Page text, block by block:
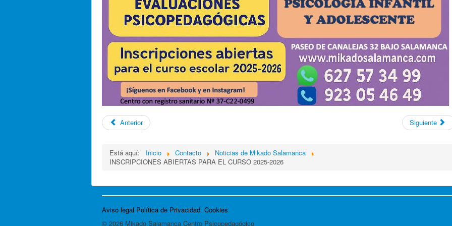
Anterior Siguiente
Está aquí: Inicio Contacto
Noticias de Mikado Salamanca
INSCRIPCIONES ABIERTAS PARA EL CURSO 2025-2026
Aviso legal Política de Privacidad Cookies
© 2026 Mikado Salamanca Centro Psicopedagógico